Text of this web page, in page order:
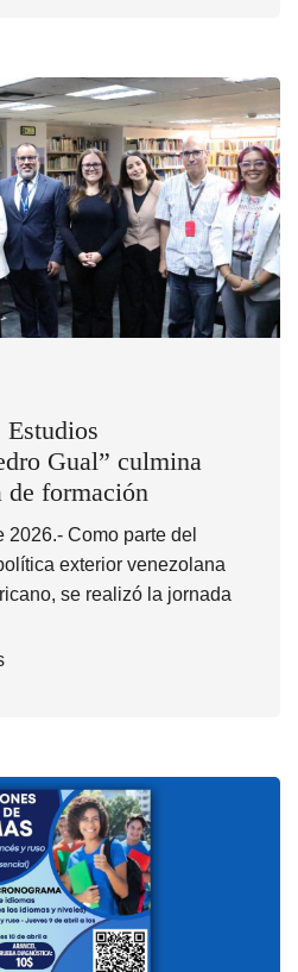
Gual” culmina
de formación
Como parte del
exterior venezolana
se realizó la jornada